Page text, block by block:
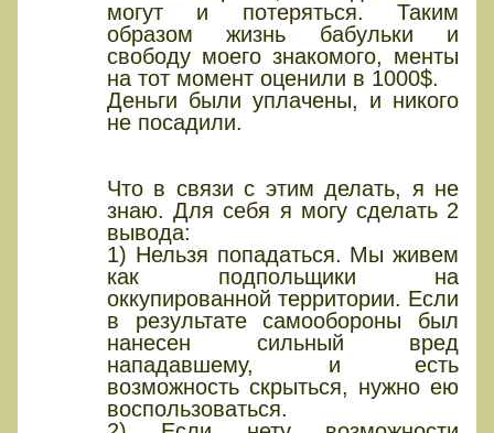
могут и потеряться. Таким
образом жизнь бабульки и
свободу моего знакомого, менты
на тот момент оценили в 1000$.
Деньги были уплачены, и никого
не посадили.
Что в связи с этим делать, я не
знаю. Для себя я могу сделать 2
вывода:
1) Нельзя попадаться. Мы живем
как подпольщики на
оккупированной территории. Если
в результате самообороны был
нанесен сильный вред
нападавшему, и есть
возможность скрыться, нужно ею
воспользоваться.